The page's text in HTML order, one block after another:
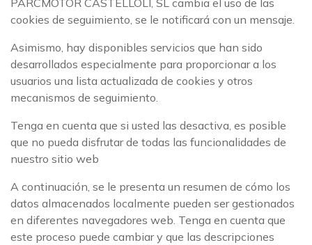
PARCMOTOR CASTELLOLI, SL cambia el uso de las
cookies de seguimiento, se le notificará con un mensaje.
Asimismo, hay disponibles servicios que han sido
desarrollados especialmente para proporcionar a los
usuarios una lista actualizada de cookies y otros
mecanismos de seguimiento.
Tenga en cuenta que si usted las desactiva, es posible
que no pueda disfrutar de todas las funcionalidades de
nuestro sitio web
A continuación, se le presenta un resumen de cómo los
datos almacenados localmente pueden ser gestionados
en diferentes navegadores web. Tenga en cuenta que
este proceso puede cambiar y que las descripciones